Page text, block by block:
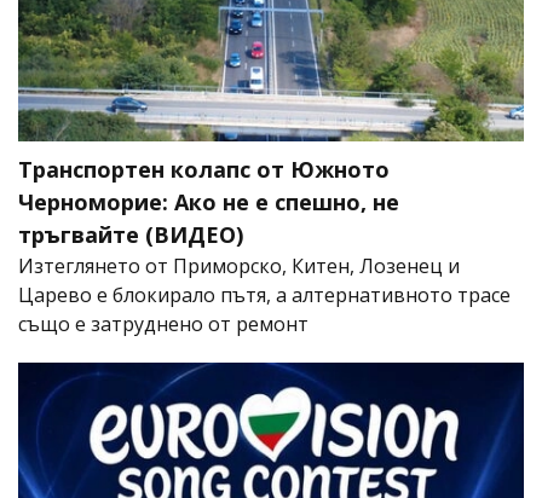
Транспортен колапс от Южното
Черноморие: Ако не е спешно, не
тръгвайте (ВИДЕО)
Изтеглянето от Приморско, Китен, Лозенец и
Царево е блокирало пътя, а алтернативното трасе
също е затруднено от ремонт